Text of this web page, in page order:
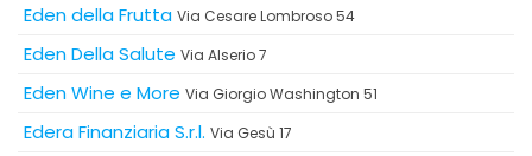
Eden della Frutta Via Cesare Lombroso 54
Eden Della Salute Via Alserio 7
Eden Wine e More Via Giorgio Washington 51
Edera Finanziaria S.r.l. Via Gesù 17